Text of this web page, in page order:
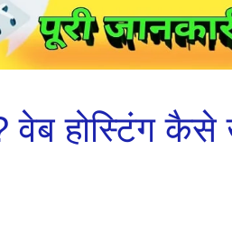
होस्टिंग कैसे